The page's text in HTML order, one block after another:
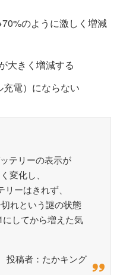
のように激しく増減
大きく増減する
電）にならない
テリーの表示が
変化し、
ーはきれず、
れという謎の状態
してから増えた気
投稿者：たかキング